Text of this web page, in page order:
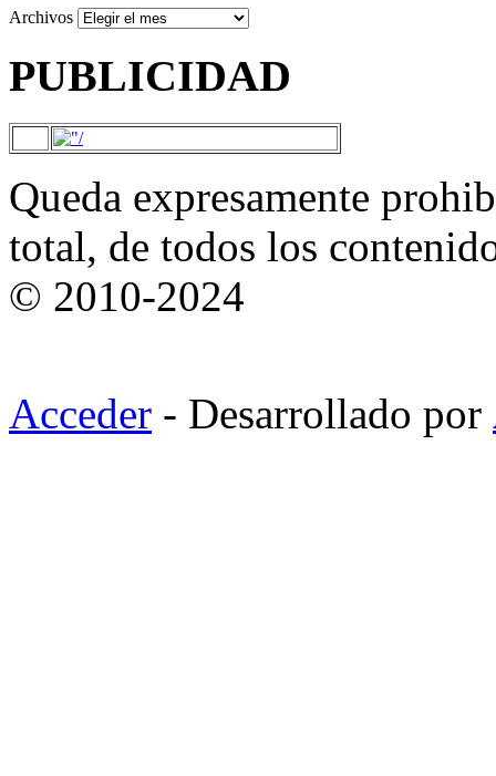
Archivos
PUBLICIDAD
Queda expresamente
total, de todos los
© 2010-2024
Acceder - Desarrollado por